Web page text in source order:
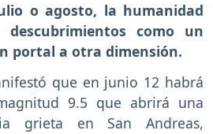
o agosto, la humanidad
como un
portal a otra dimensión.
que en junio 12 habrá
9.5 que abrirá una
grieta en San Andreas,